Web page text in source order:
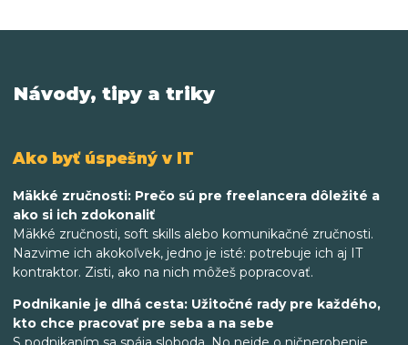
Návody, tipy a triky
Ako byť úspešný v IT
Mäkké zručnosti: Prečo sú pre freelancera dôležité a
ako si ich zdokonaliť
Mäkké zručnosti, soft skills alebo komunikačné zručnosti.
Nazvime ich akokoľvek, jedno je isté: potrebuje ich aj IT
kontraktor. Zisti, ako na nich môžeš popracovať.
Podnikanie je dlhá cesta: Užitočné rady pre každého,
kto chce pracovať pre seba a na sebe